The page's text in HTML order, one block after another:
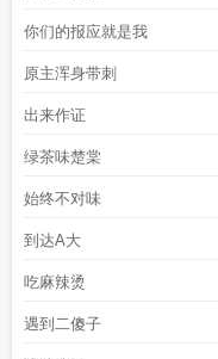
你们的报应就是我
原主浑身带刺
出来作证
绿茶味楚棠
始终不对味
到达A大
吃麻辣烫
遇到二傻子